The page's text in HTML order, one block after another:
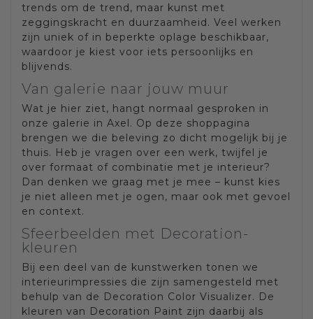
trends om de trend, maar kunst met
zeggingskracht en duurzaamheid. Veel werken
zijn uniek of in beperkte oplage beschikbaar,
waardoor je kiest voor iets persoonlijks en
blijvends.
Van galerie naar jouw muur
Wat je hier ziet, hangt normaal gesproken in
onze galerie in Axel. Op deze shoppagina
brengen we die beleving zo dicht mogelijk bij je
thuis. Heb je vragen over een werk, twijfel je
over formaat of combinatie met je interieur?
Dan denken we graag met je mee – kunst kies
je niet alleen met je ogen, maar ook met gevoel
en context.
Sfeerbeelden met Decoration-
kleuren
Bij een deel van de kunstwerken tonen we
interieurimpressies die zijn samengesteld met
behulp van de Decoration Color Visualizer. De
kleuren van Decoration Paint zijn daarbij als